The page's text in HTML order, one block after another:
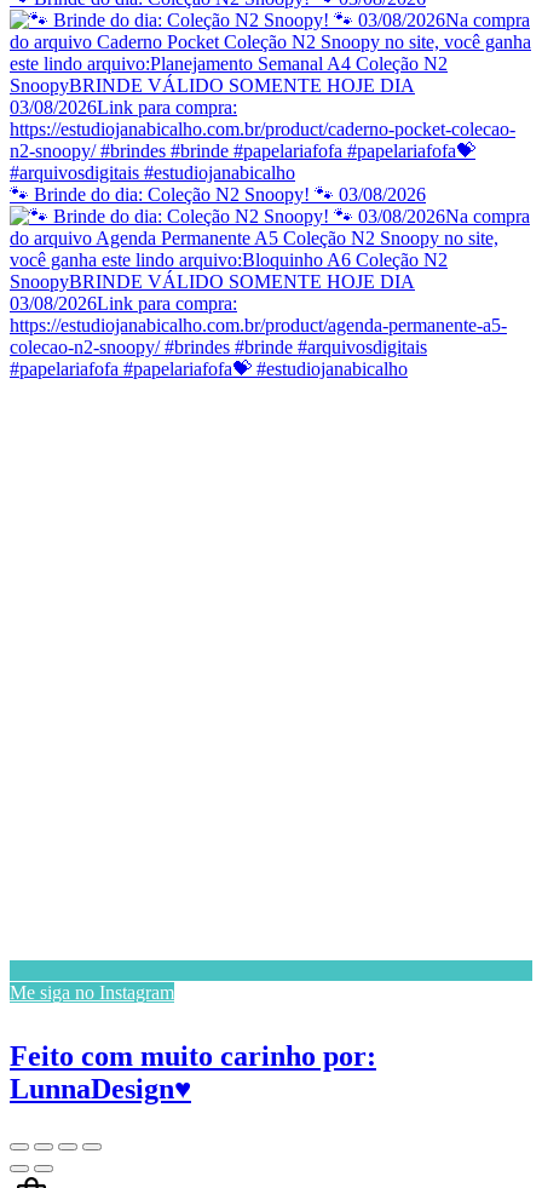
🐾 Brinde do dia: Coleção N2 Snoopy! 🐾 03/08/2026
Me siga no Instagram
Feito com muito carinho por:
LunnaDesign♥